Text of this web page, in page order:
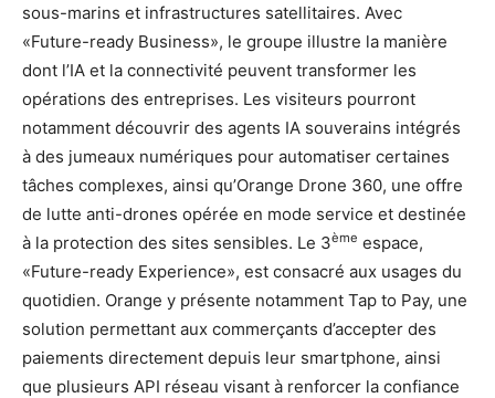
sous-marins et infrastructures satellitaires. Avec
«Future-ready Business», le groupe illustre la manière
dont l’IA et la connectivité peuvent transformer les
opérations des entreprises. Les visiteurs pourront
notamment découvrir des agents IA souverains intégrés
à des jumeaux numériques pour automatiser certaines
tâches complexes, ainsi qu’Orange Drone 360, une offre
de lutte anti-drones opérée en mode service et destinée
à la protection des sites sensibles. Le 3ème espace,
«Future-ready Experience», est consacré aux usages du
quotidien. Orange y présente notamment Tap to Pay, une
solution permettant aux commerçants d’accepter des
paiements directement depuis leur smartphone, ainsi
que plusieurs API réseau visant à renforcer la confiance